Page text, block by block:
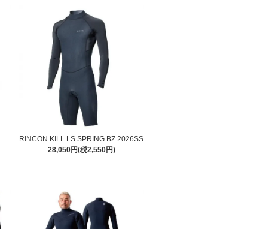
RINCON KILL LS SPRING BZ 2026SS
28,050円(税2,550円)